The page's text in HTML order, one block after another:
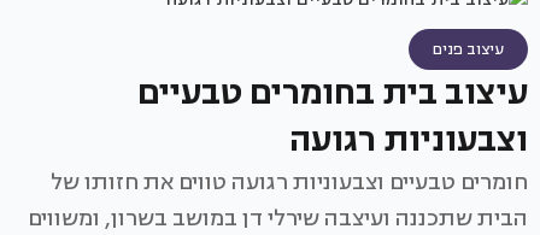
עיצוב פנים
עיצוב בית בחומרים טבעיים
וצבעוניות רגועה
חומרים טבעיים וצבעוניות רגועה טווים את חזותו של
הבית שתכננה ועיצבה שירלי דן במושב בשרון, ומשווים